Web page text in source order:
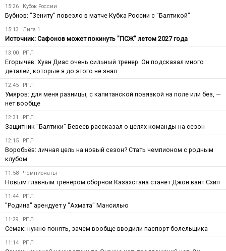
15:26 Кубок России
Бубнов: "Зениту" повезло в матче Кубка России с "Балтикой"
15:13 Лига 1
Источник: Сафонов может покинуть "ПСЖ" летом 2027 года
13:00 РПЛ
Егорычев: Хуан Диас очень сильный тренер. Он подсказал много
деталей, которые я до этого не знал
12:45 РПЛ
Умяров: для меня разницы, с капитанской повязкой на поле или без, —
нет вообще
12:31 РПЛ
Защитник "Балтики" Бевеев рассказал о целях команды на сезон
12:15 РПЛ
Воробьёв: личная цель на новый сезон? Стать чемпионом с родным
клубом
11:58 Чемпионаты
Новым главным тренером сборной Казахстана станет Джон вант Схип
11:44 РПЛ
"Родина" арендует у "Ахмата" Мансилью
11:29 РПЛ
Семак: нужно понять, зачем вообще вводили паспорт болельщика
11:14 РПЛ